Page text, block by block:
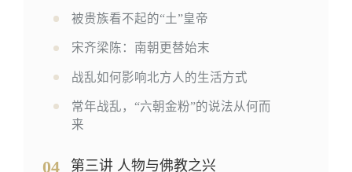
被贵族看不起的“土”皇帝
宋齐梁陈：南朝更替始末
战乱如何影响北方人的生活方式
常年战乱，“六朝金粉”的说法从何而
来
04 第三讲 人物与佛教之兴